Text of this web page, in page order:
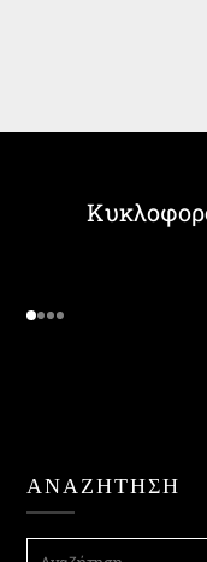
ΑΝΑΖΉΤΗΣΗ
ΑΝΑΖΉΤΗΣΗ